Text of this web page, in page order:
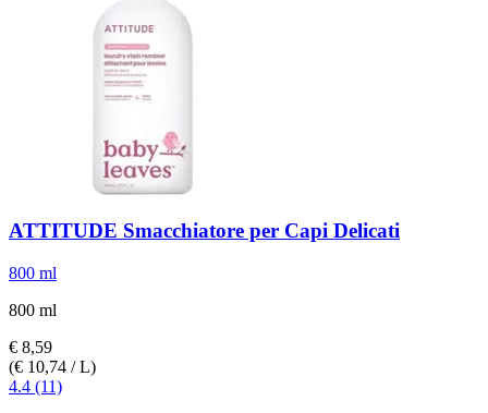
ATTITUDE Smacchiatore per Capi Delicati
800 ml
800 ml
€ 8,59
(€ 10,74 / L)
4.4 (11)